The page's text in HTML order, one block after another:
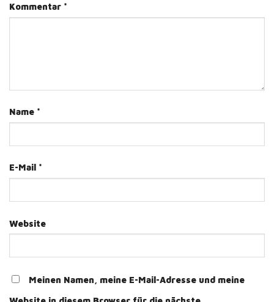
Kommentar *
Name *
E-Mail *
Website
Meinen Namen, meine E-Mail-Adresse und meine